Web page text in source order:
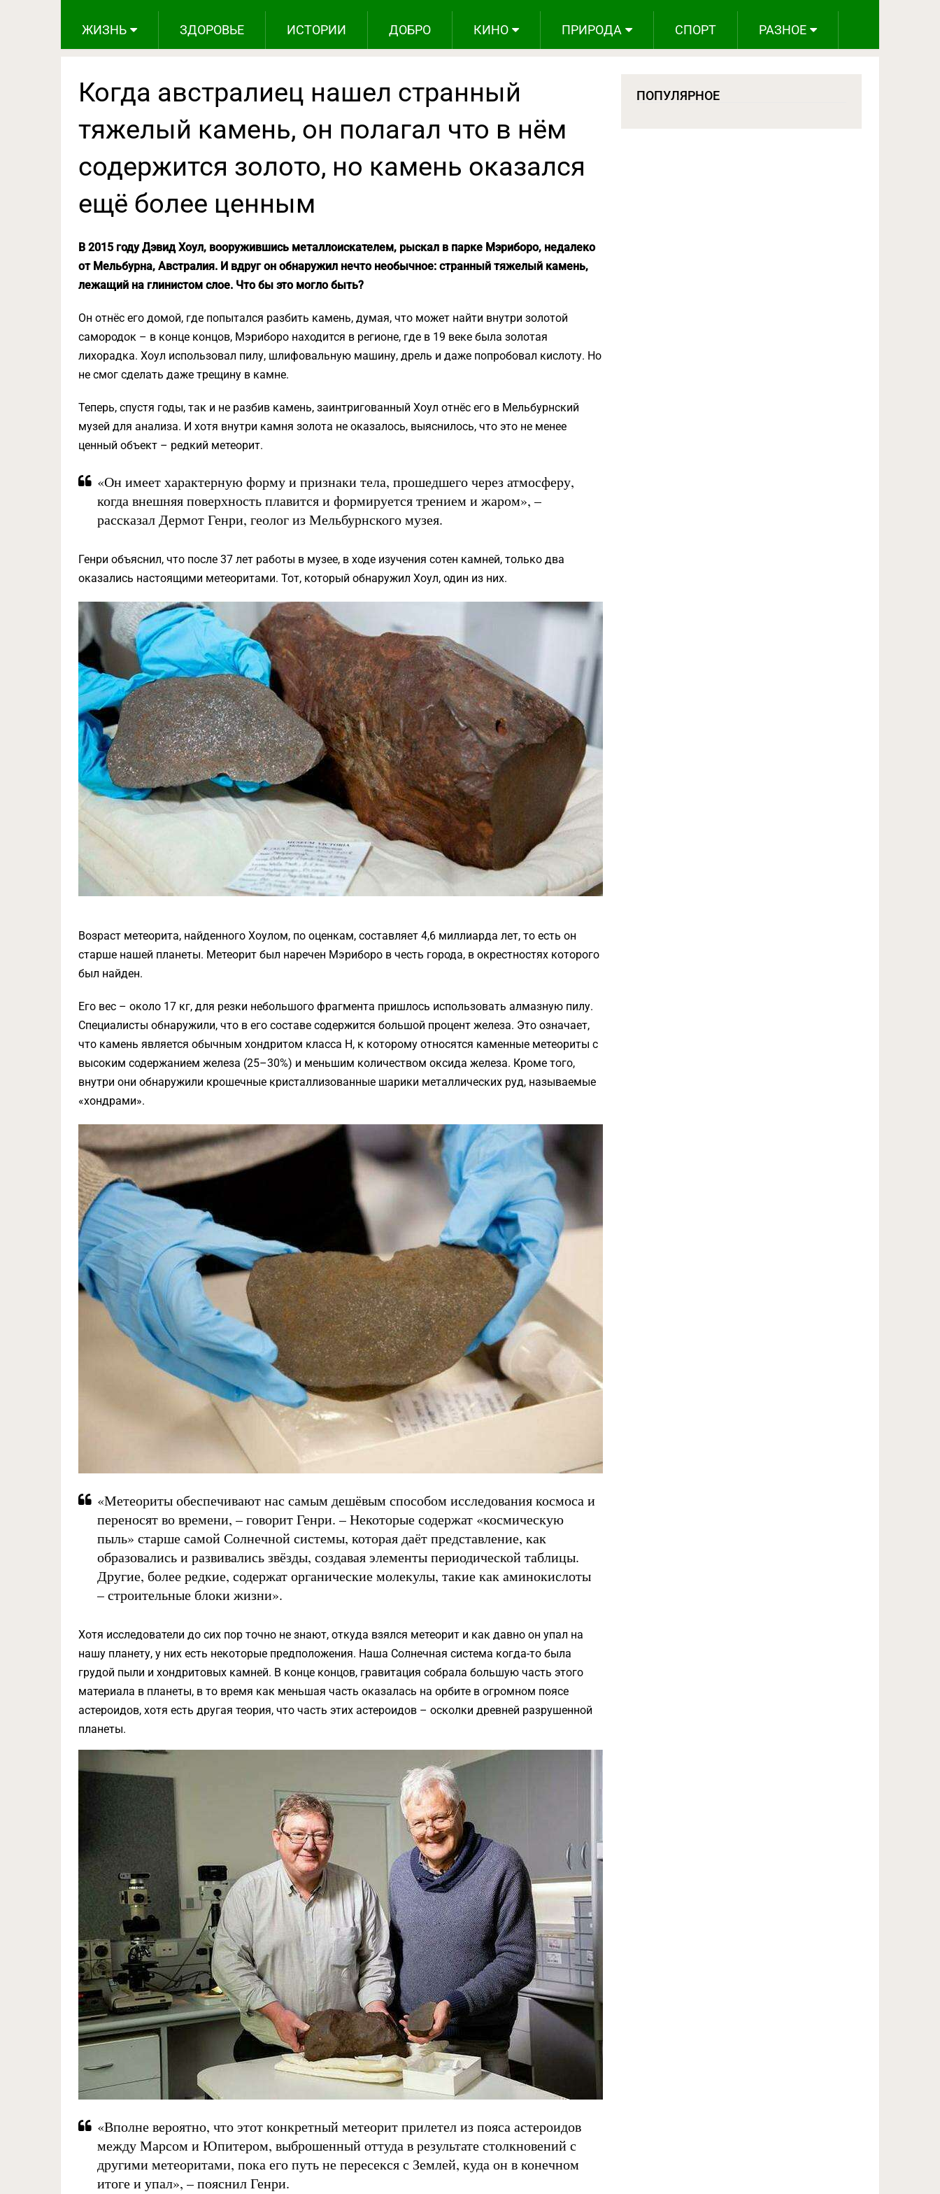
ЖИЗНЬ ЗДОРОВЬЕ ИСТОРИИ ДОБРО КИНО ПРИРОДА СПОРТ РАЗНОЕ
Когда австралиец нашел странный
тяжелый камень, он полагал что в нём
содержится золото, но камень оказался
ещё более ценным
В 2015 году Дэвид Хоул, вооружившись металлоискателем, рыскал в парке Мэриборо, недалеко
от Мельбурна, Австралия. И вдруг он обнаружил нечто необычное: странный тяжелый камень,
лежащий на глинистом слое. Что бы это могло быть?
Он отнёс его домой, где попытался разбить камень, думая, что может найти внутри золотой
самородок – в конце концов, Мэриборо находится в регионе, где в 19 веке была золотая
лихорадка. Хоул использовал пилу, шлифовальную машину, дрель и даже попробовал кислоту. Но
не смог сделать даже трещину в камне.
Теперь, спустя годы, так и не разбив камень, заинтригованный Хоул отнёс его в Мельбурнский
музей для анализа. И хотя внутри камня золота не оказалось, выяснилось, что это не менее
ценный объект – редкий метеорит.
«Он имеет характерную форму и признаки тела, прошедшего через атмосферу,
когда внешняя поверхность плавится и формируется трением и жаром», –
рассказал Дермот Генри, геолог из Мельбурнского музея.
Генри объяснил, что после 37 лет работы в музее, в ходе изучения сотен камней, только два
оказались настоящими метеоритами. Тот, который обнаружил Хоул, один из них.
Возраст метеорита, найденного Хоулом, по оценкам, составляет 4,6 миллиарда лет, то есть он
старше нашей планеты. Метеорит был наречен Мэриборо в честь города, в окрестностях которого
был найден.
Его вес – около 17 кг, для резки небольшого фрагмента пришлось использовать алмазную пилу.
Специалисты обнаружили, что в его составе содержится большой процент железа. Это означает,
что камень является обычным хондритом класса H, к которому относятся каменные метеориты с
высоким содержанием железа (25–30%) и меньшим количеством оксида железа. Кроме того,
внутри они обнаружили крошечные кристаллизованные шарики металлических руд, называемые
«хондрами».
«Метеориты обеспечивают нас самым дешёвым способом исследования космоса и
переносят во времени, – говорит Генри. – Некоторые содержат «космическую
пыль» старше самой Солнечной системы, которая даёт представление, как
образовались и развивались звёзды, создавая элементы периодической таблицы.
Другие, более редкие, содержат органические молекулы, такие как аминокислоты
– строительные блоки жизни».
Хотя исследователи до сих пор точно не знают, откуда взялся метеорит и как давно он упал на
нашу планету, у них есть некоторые предположения. Наша Солнечная система когда-то была
грудой пыли и хондритовых камней. В конце концов, гравитация собрала большую часть этого
материала в планеты, в то время как меньшая часть оказалась на орбите в огромном поясе
астероидов, хотя есть другая теория, что часть этих астероидов – осколки древней разрушенной
планеты.
«Вполне вероятно, что этот конкретный метеорит прилетел из пояса астероидов
между Марсом и Юпитером, выброшенный оттуда в результате столкновений с
другими метеоритами, пока его путь не пересекся с Землей, куда он в конечном
итоге и упал», – пояснил Генри.
ПОПУЛЯРНОЕ